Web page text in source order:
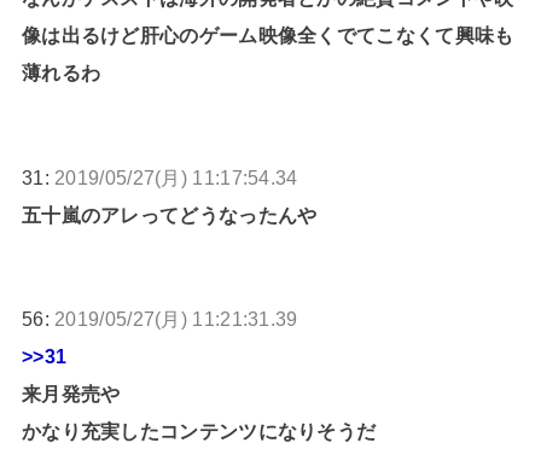
像は出るけど肝心のゲーム映像全くでてこなくて興味も
薄れるわ
31: 2019/05/27(月) 11:17:54.34
五十嵐のアレってどうなったんや
56: 2019/05/27(月) 11:21:31.39
>>31
来月発売や
かなり充実したコンテンツになりそうだ